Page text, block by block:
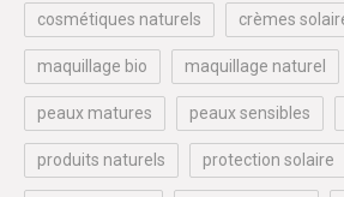
cosmétiques naturels crèmes
maquillage bio maquillage naturel
peaux matures peaux sensibles
produits naturels protection solaire